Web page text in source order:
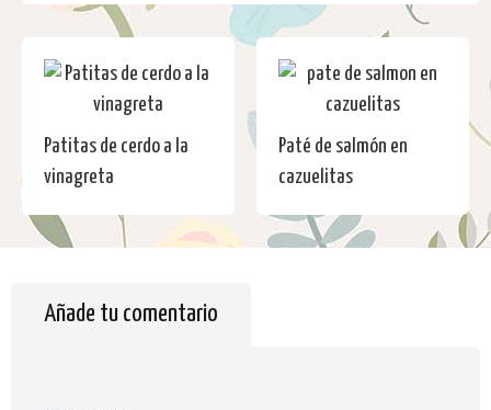
Patitas de cerdo a la
vinagreta
Paté de salmón en
cazuelitas
Añade tu comentario